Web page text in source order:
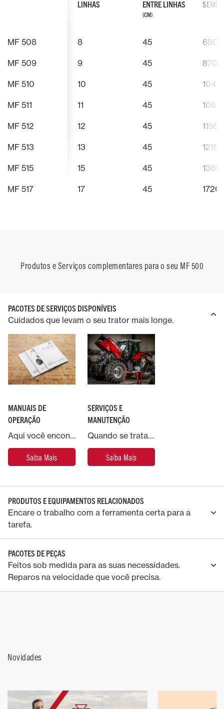
LINHAS ENTRE LINHAS
(CM)
8 45 690
9 45 870
10 45 1045
11 45 1065
12 45 1195
13 45 1215
15 45 1365
17 45 1720
MF 508
MF 509
MF 510
MF 511
MF 512
MF 513
MF 515
MF 517
Produtos e Serviços complementares para o seu MF 500
PACOTES DE SERVIÇOS DISPONÍVEIS
Cuidados que levam o seu trator mais longe.
MANUAIS DE
OPERAÇÃO
Aqui você encontra manuais oficias da Massey Ferguson.
Saiba Mais
SERVIÇOS E
MANUTENÇÃO
Quando se trata da sua máquina Massey Ferguson, escolher peças e serviços genuínos é a única opção.
Saiba Mais
PRODUTOS E EQUIPAMENTOS RELACIONADOS
Encare o trabalho com a ferramenta certa para a
tarefa.
PACOTES DE PEÇAS
Feitos sob medida para as suas necessidades.
Reparos na velocidade que você precisa.
Novidades